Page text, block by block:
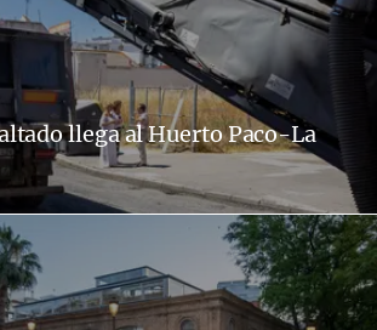
llega al Huerto Paco-La